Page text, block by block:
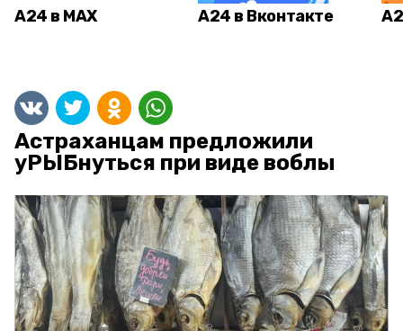
А24 в MAX А24 в Вконтакте
Астраханцам предложили
уРЫБнуться при виде воблы